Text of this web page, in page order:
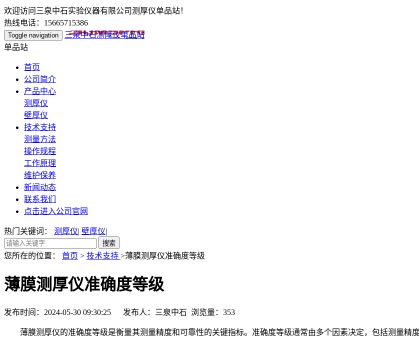
欢迎访问三泉中石实验仪器有限公司测厚仪单品站！
热线电话：15665715386
Toggle navigation
三泉中石测厚仪单品站
单品站
首页
公司简介
产品中心
测厚仪
壁厚仪
技术支持
测量方法
操作规程
工作原理
维护保养
新闻动态
联系我们
点击进入公司官网
热门关键词： 测厚仪| 壁厚仪|
您所在的位置： 首页 > 技术支持 >薄膜测厚仪准确度等级
薄膜测厚仪准确度等级
发布时间：2024-05-30 09:30:25 发布人：三泉中石 浏览量： 353
薄膜测厚仪的准确度等级是衡量其测量精度和可靠性的关键指标。准确度等级通常由多个因素决定，包括测量精